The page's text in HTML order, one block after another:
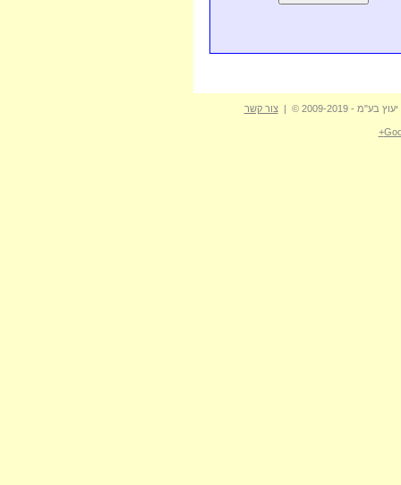
- 2009-2019 © | צור קשר